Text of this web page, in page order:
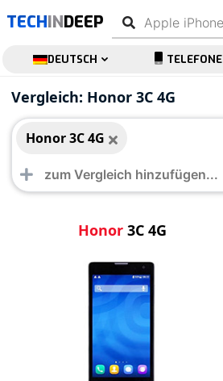
TECHINDEEP
DEUTSCH TELEFONE
Vergleich: Honor 3C 4G
Honor 3C 4G
Honor 3C 4G
Honor 3C 4G